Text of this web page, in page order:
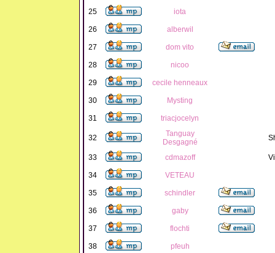
25 iota
26 alberwil
27 dom vito
28 nicoo
29 cecile henneaux
30 Mysting
31 triacjocelyn
32
Tanguay
Desgagné
33 cdmazoff
34 VETEAU
35 schindler
36 gaby
37 flochti
38 pfeuh